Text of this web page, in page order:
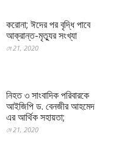
করোনা; ঈদের পর বৃদ্ধি পাবে
আক্রান্ত-মৃত্যুর সংখ্যা
মে 21, 2020
নিহত ৩ সাংবাদিক পরিবারকে
আইজিপি ড. বেনজীর আহমেদ
এর আর্থিক সহায়তা;
মে 21, 2020